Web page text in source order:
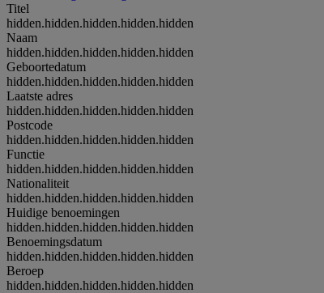
Titel
hidden.hidden.hidden.hidden.hidden
Naam
hidden.hidden.hidden.hidden.hidden
Geboortedatum
hidden.hidden.hidden.hidden.hidden
Laatste adres
hidden.hidden.hidden.hidden.hidden
Postcode
hidden.hidden.hidden.hidden.hidden
Functie
hidden.hidden.hidden.hidden.hidden
Nationaliteit
hidden.hidden.hidden.hidden.hidden
Huidige benoemingen
hidden.hidden.hidden.hidden.hidden
Benoemingsdatum
hidden.hidden.hidden.hidden.hidden
Beroep
hidden.hidden.hidden.hidden.hidden